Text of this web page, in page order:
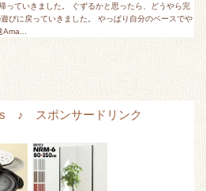
っていきました。 ぐずるかと思ったら、どうやら完
びに戻っていきました。 やっぱり自分のペースでや
♪ スポンサードリンク